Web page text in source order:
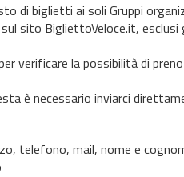
di biglietti ai soli Gruppi
sito BigliettoVeloce.it, esclusi
verificare la possibilità di
è necessario inviarci
telefono, mail, nome e